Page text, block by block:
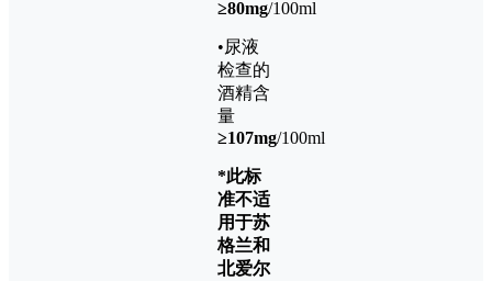
≥80mg/100ml
•尿液
检查的
酒精含
量
≥107mg/100ml
*此标
准不适
用于苏
格兰和
北爱尔